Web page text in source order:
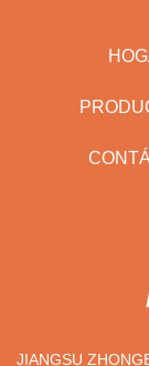
JIANGSU